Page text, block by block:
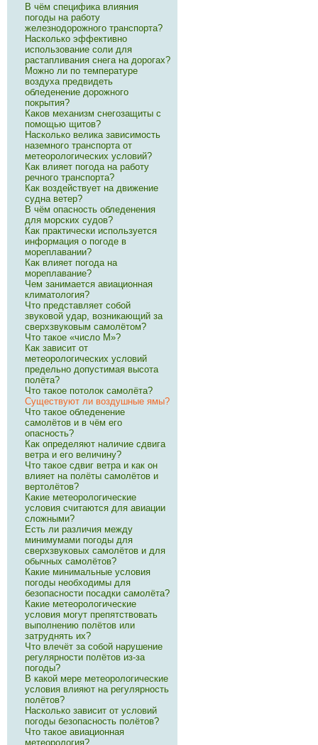
В чём специфика влияния
погоды на работу
железнодорожного транспорта?
Насколько эффективно
использование соли для
растапливания снега на дорогах?
Можно ли по температуре
воздуха предвидеть
обледенение дорожного
покрытия?
Каков механизм снегозащиты с
помощью щитов?
Насколько велика зависимость
наземного транспорта от
метеорологических условий?
Как влияет погода на работу
речного транспорта?
Как воздействует на движение
судна ветер?
В чём опасность обледенения
для морских судов?
Как практически используется
информация о погоде в
мореплавании?
Как влияет погода на
мореплавание?
Чем занимается авиационная
климатология?
Что представляет собой
звуковой удар, возникающий за
сверхзвуковым самолётом?
Что такое «число М»?
Как зависит от
метеорологических условий
предельно допустимая высота
полёта?
Что такое потолок самолёта?
Существуют ли воздушные ямы?
Что такое обледенение
самолётов и в чём его
опасность?
Как определяют наличие сдвига
ветра и его величину?
Что такое сдвиг ветра и как он
влияет на полёты самолётов и
вертолётов?
Какие метеорологические
условия считаются для авиации
сложными?
Есть ли различия между
минимумами погоды для
сверхзвуковых самолётов и для
обычных самолётов?
Какие минимальные условия
погоды необходимы для
безопасности посадки самолёта?
Какие метеорологические
условия могут препятствовать
выполнению полётов или
затруднять их?
Что влечёт за собой нарушение
регулярности полётов из-за
погоды?
В какой мере метеорологические
условия влияют на регулярность
полётов?
Насколько зависит от условий
погоды безопасность полётов?
Что такое авиационная
метеорология?